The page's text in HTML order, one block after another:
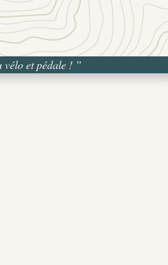
vélo et pédale ! ”